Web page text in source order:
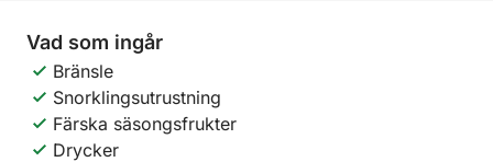
Vad som ingår
Bränsle
Snorklingsutrustning
Färska säsongsfrukter
Drycker